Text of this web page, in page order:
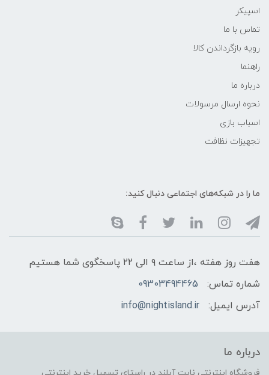
اسپیکر
تماس با ما
رویه بازگرداندن کالا
راهنما
درباره ما
نحوه ارسال مرسولات
اسباب بازی
تجهیزات نظافت
ما را در شبکه‌های اجتماعی دنبال کنید:
هفت روز هفته ،از ساعت ۹ الی ۲۲ پاسخگوی شما هستیم
شماره تماس:
09303494465
آدرس ایمیل:
info@nightisland.ir
درباره ما
فروشگاه اینترنتی نایت آیلند در راستای تسهیل خرید اینترنتی